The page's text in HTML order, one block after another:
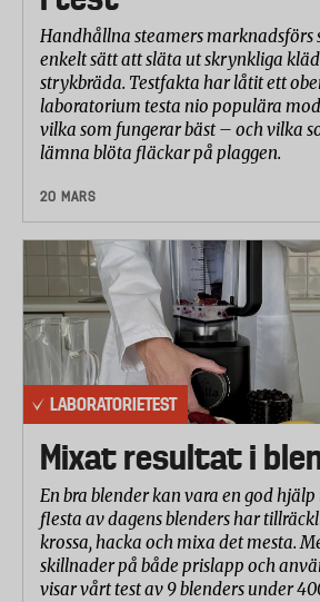
Handhållna steamers marknadsförs
enkelt sätt att släta ut skrynkliga
strykbräda. Testfakta har låtit ett
laboratorium testa nio populära
vilka som fungerar bäst – och vilka
lämna blöta fläckar på plaggen.
20 MARS
LABORATORIETEST
Mixat resultat i
En bra blender kan vara en god hjälp
flesta av dagens blenders har
krossa, hacka och mixa det mesta.
skillnader på både prislapp och
visar vårt test av 9 blenders under